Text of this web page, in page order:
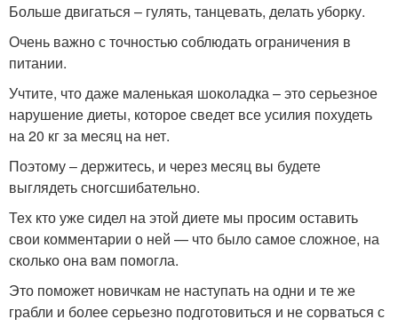
Больше двигаться – гулять, танцевать, делать уборку.
Очень важно с точностью соблюдать ограничения в
питании.
Учтите, что даже маленькая шоколадка – это серьезное
нарушение диеты, которое сведет все усилия похудеть
на 20 кг за месяц на нет.
Поэтому – держитесь, и через месяц вы будете
выглядеть сногсшибательно.
Тех кто уже сидел на этой диете мы просим оставить
свои комментарии о ней — что было самое сложное, на
сколько она вам помогла.
Это поможет новичкам не наступать на одни и те же
грабли и более серьезно подготовиться и не сорваться с